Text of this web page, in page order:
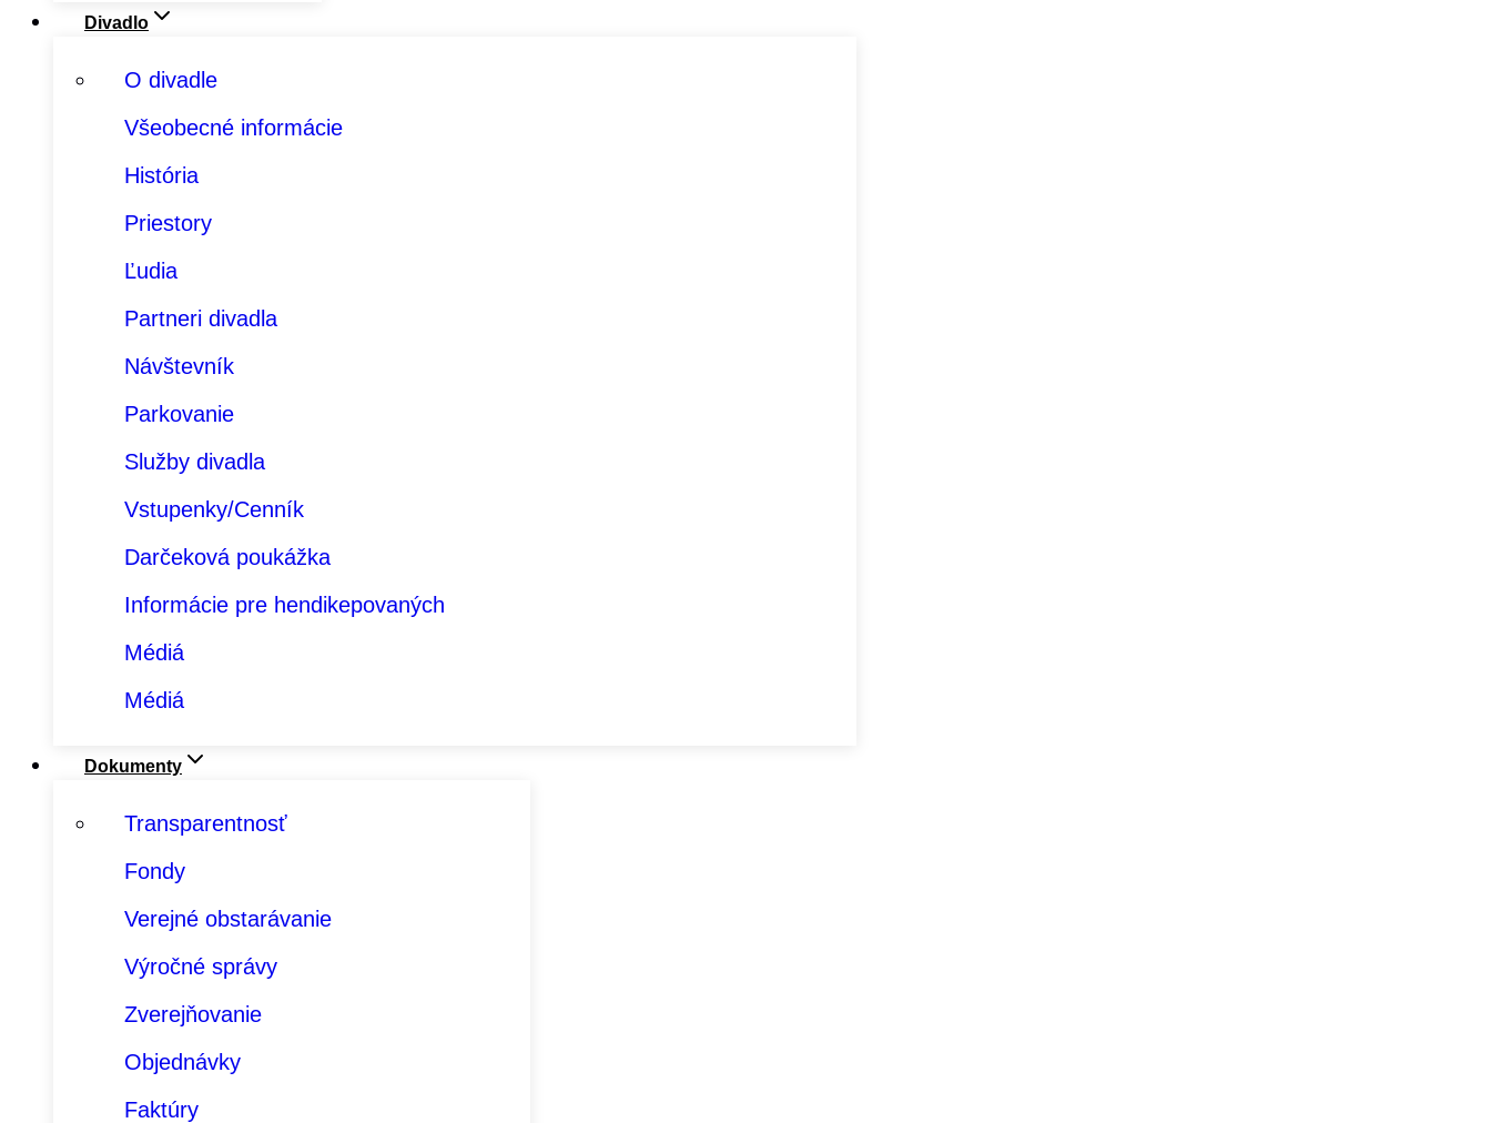
Divadlo
O divadle
Všeobecné informácie
História
Priestory
Ľudia
Partneri divadla
Návštevník
Parkovanie
Služby divadla
Vstupenky/Cenník
Darčeková poukážka
Informácie pre hendikepovaných
Médiá
Médiá
Dokumenty
Transparentnosť
Fondy
Verejné obstarávanie
Výročné správy
Zverejňovanie
Objednávky
Faktúry